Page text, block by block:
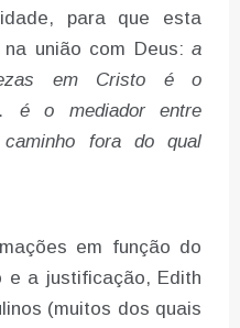
para que esta
união com Deus: a
em Cristo é o
é o mediador entre
fora do qual
em função do
e a justificação, Edith
(muitos dos quais